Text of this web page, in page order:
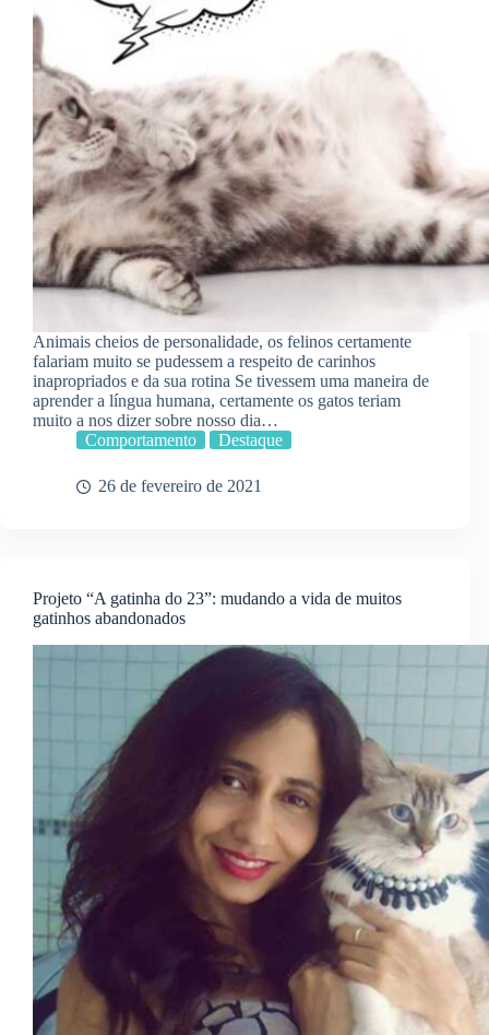
Animais cheios de personalidade, os felinos certamente
falariam muito se pudessem a respeito de carinhos
inapropriados e da sua rotina Se tivessem uma maneira de
aprender a língua humana, certamente os gatos teriam
muito a nos dizer sobre nosso dia…
Comportamento
Destaque
26 de fevereiro de 2021
Projeto “A gatinha do 23”: mudando a vida de muitos
gatinhos abandonados